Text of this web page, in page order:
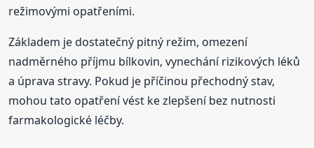
režimovými opatřeními.
Základem je dostatečný pitný režim, omezení
nadměrného příjmu bílkovin, vynechání rizikových léků
a úprava stravy. Pokud je příčinou přechodný stav,
mohou tato opatření vést ke zlepšení bez nutnosti
farmakologické léčby.